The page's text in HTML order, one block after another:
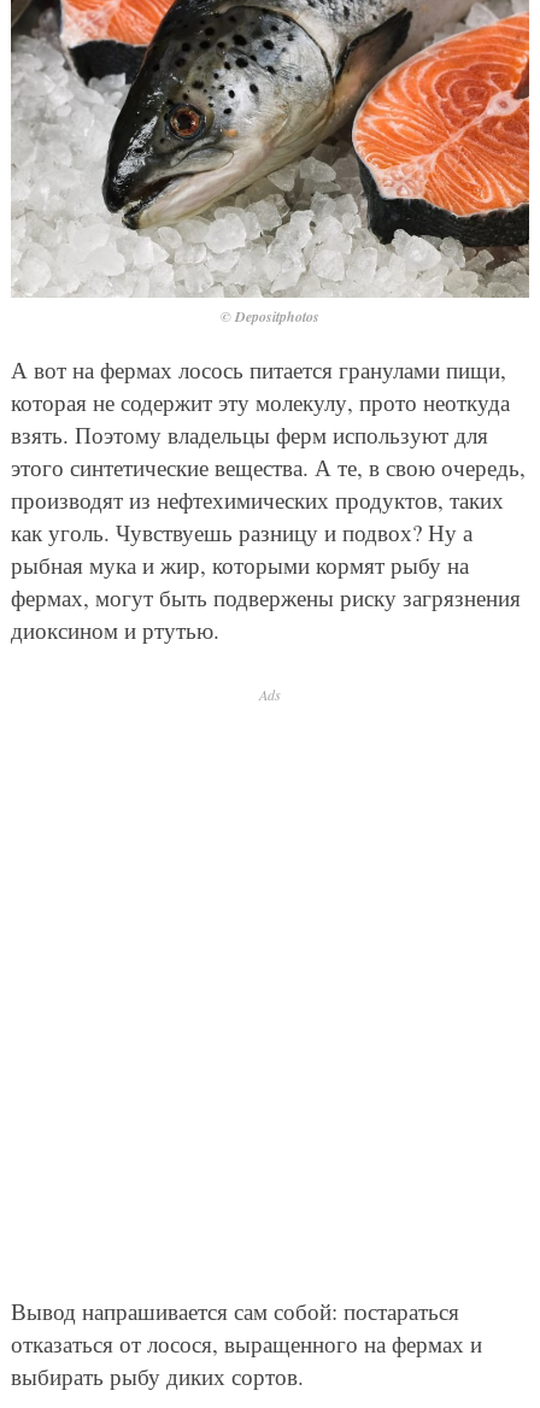
© Depositphotos
А вот на фермах лосось питается гранулами пищи,
которая не содержит эту молекулу, прото неоткуда
взять. Поэтому владельцы ферм используют для
этого синтетические вещества. А те, в свою очередь,
производят из нефтехимических продуктов, таких
как уголь. Чувствуешь разницу и подвох? Ну а
рыбная мука и жир, которыми кормят рыбу на
фермах, могут быть подвержены риску загрязнения
диоксином и ртутью.
Ads
Вывод напрашивается сам собой: постараться
отказаться от лосося, выращенного на фермах и
выбирать рыбу диких сортов.